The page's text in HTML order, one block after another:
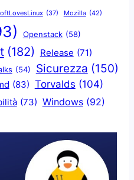
(37) Mozilla (42)
Openstack (58)
(182) Release (71)
(54) Sicurezza (150)
(83) Torvalds (104)
(73) Windows (92)